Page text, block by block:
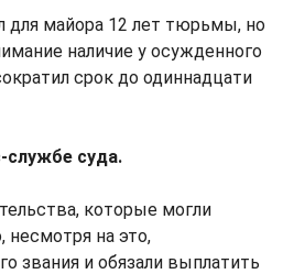
для майора 12 лет тюрьмы, но
наличие у осужденного
срок до одиннадцати
службе суда.
которые могли
несмотря на это,
звания и обязали выплатить